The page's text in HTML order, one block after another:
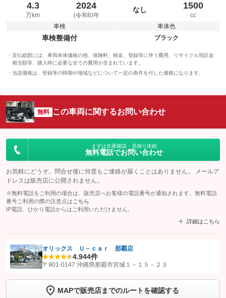
4.3
万km
2024
(令和6)年
なし 1500
cc
車検
車検整備付
車体色
ブラック
支払総額には、車両本体価格の他、保険料、税金、登録等に伴う費用、リサイクル預託金
相当額等、購入時に必要な全ての費用が含まれています。
当該価格は、登録等の時期や地域などについて一定の条件を付した価格になります。
無料 この車両に関するお問い合わせ
まずは在庫確認・見積り依頼
無料電話でお問い合わせ
お気軽にどうぞ。問合せ後に何度もご連絡が届くことはありません。 メールア
ドレスは販売店に公開されません。
※無料電話をご利用の場合は、販売店へお客様の電話番号が通知されます。無料電話
番号ご利用の際の注意点は こちら
IP電話、ひかり電話からはご利用いただけません。
詳細はこちら
【STEP1】認証画面でグーネットを友だち追加してから「許可する」ボタンを押
トーク画面で
ボタンをタップして問い合わせを
オリックス Ｕ－ｃａｒ 那覇店
4.944件
〒901-0147 沖縄県那覇市宮城１－１５－２３
MAPで販売店までのルートを確認する